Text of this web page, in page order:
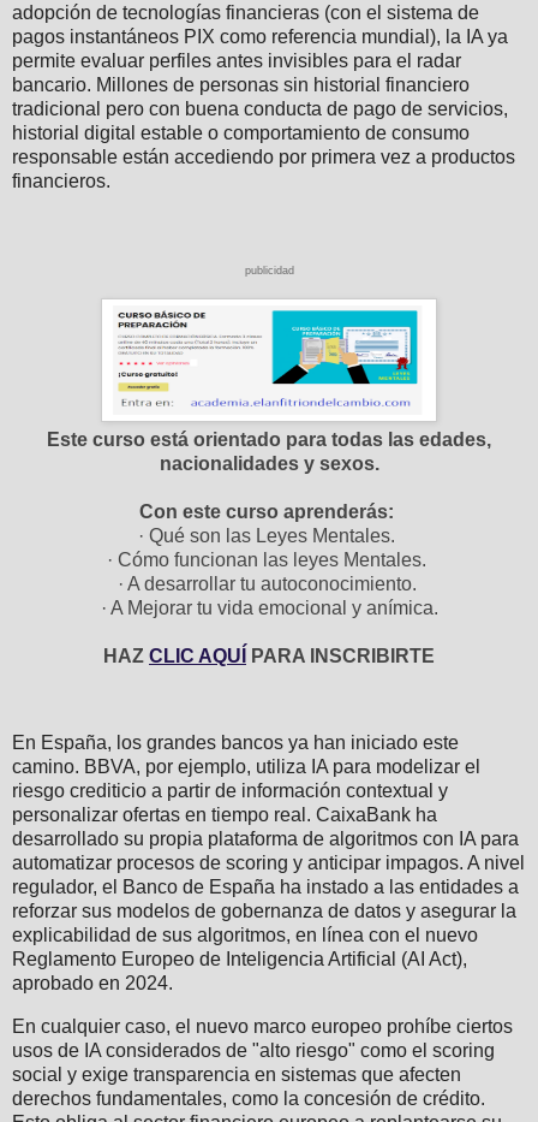
adopción de tecnologías financieras (con el sistema de
pagos instantáneos PIX como referencia mundial), la IA ya
permite evaluar perfiles antes invisibles para el radar
bancario. Millones de personas sin historial financiero
tradicional pero con buena conducta de pago de servicios,
historial digital estable o comportamiento de consumo
responsable están accediendo por primera vez a productos
financieros.
publicidad
Este curso está orientado para todas las edades,
nacionalidades y sexos.
Con este curso aprenderás:
· Qué son las Leyes Mentales.
· Cómo funcionan las leyes Mentales.
· A desarrollar tu autoconocimiento.
· A Mejorar tu vida emocional y anímica.
HAZ CLIC AQUÍ PARA INSCRIBIRTE
En España, los grandes bancos ya han iniciado este
camino. BBVA, por ejemplo, utiliza IA para modelizar el
riesgo crediticio a partir de información contextual y
personalizar ofertas en tiempo real. CaixaBank ha
desarrollado su propia plataforma de algoritmos con IA para
automatizar procesos de scoring y anticipar impagos. A nivel
regulador, el Banco de España ha instado a las entidades a
reforzar sus modelos de gobernanza de datos y asegurar la
explicabilidad de sus algoritmos, en línea con el nuevo
Reglamento Europeo de Inteligencia Artificial (AI Act),
aprobado en 2024.
En cualquier caso, el nuevo marco europeo prohíbe ciertos
usos de IA considerados de "alto riesgo" como el scoring
social y exige transparencia en sistemas que afecten
derechos fundamentales, como la concesión de crédito.